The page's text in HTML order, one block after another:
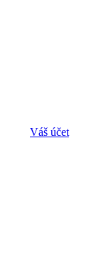
Váš účet